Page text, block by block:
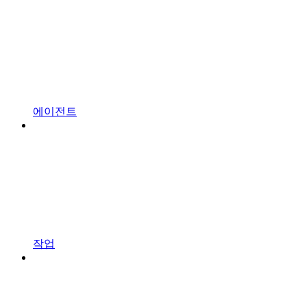
에이전트
작업